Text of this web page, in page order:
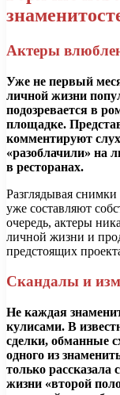
Актеры
Уже не первый
личной жизни
подозревается в
площадке.
комментируют
«разоблачили» на
в ресторанах.
Разглядывая
уже составляют
очередь, актеры
личной жизни и
предстоящих
Скандалы и
Не каждая
кулисами. В
сделки, обманные
одного из
только рассказала
жизни «второй